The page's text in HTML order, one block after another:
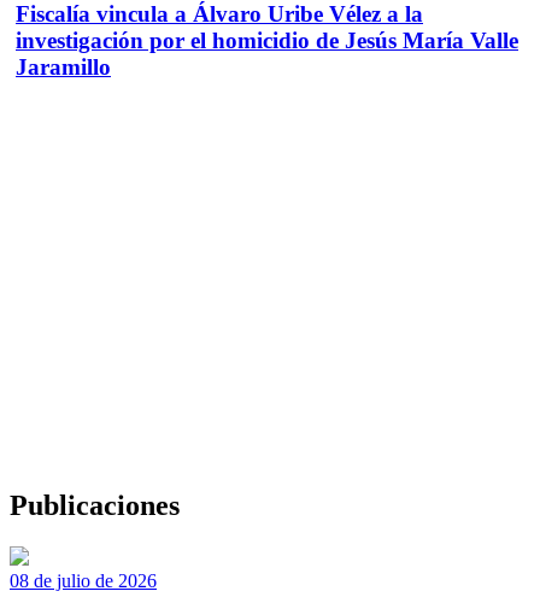
Fiscalía vincula a Álvaro Uribe Vélez a la
investigación por el homicidio de Jesús María Valle
Jaramillo
Publicaciones
08 de julio de 2026